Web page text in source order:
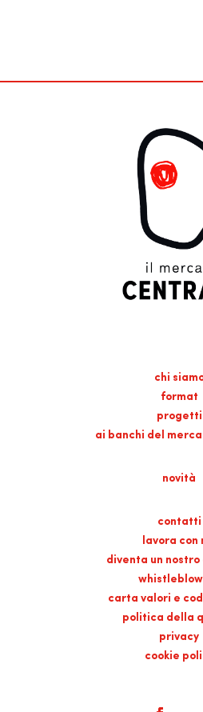
chi
format
progetti
ai banchi del
novità
contatti
lavora con
diventa un
carta valori e
politica della
privacy
cookie